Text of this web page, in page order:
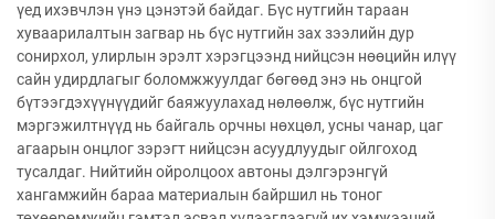
үед ихэвчлэн үнэ цэнэтэй байдаг. Бүс нутгийн тараан
хуваарилалтын загвар нь бүс нутгийн зах зээлийн дур
сонирхол, улирлын эрэлт хэрэгцээнд нийцсэн нөөцийн илүү
сайн удирдлагыг боломжжуулдаг бөгөөд энэ нь онцгой
бүтээгдэхүүнүүдийг баяжуулахад нөлөөлж, бүс нутгийн
мэргэжилтнүүд нь байгаль орчны нөхцөл, усны чанар, цаг
агаарын онцлог зэрэгт нийцсэн асуудлуудыг ойлгоход
тусалдаг. Нийтийн ойролцоох автоны дэлгэрэнгүй
хангамжийн бараа материалын байршил нь тоног